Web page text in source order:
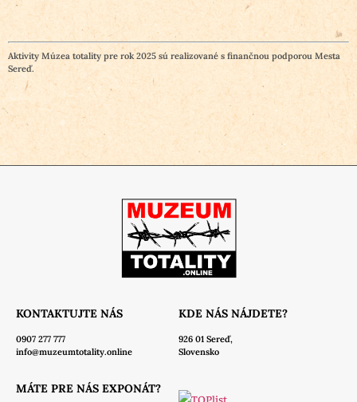
Aktivity Múzea totality pre rok 2025 sú realizované s finančnou podporou Mesta
Sereď.
KONTAKTUJTE NÁS
0907 277 777
info@muzeumtotality.online
KDE NÁS NÁJDETE?
926 01 Sereď,
Slovensko
MÁTE PRE NÁS EXPONÁT?